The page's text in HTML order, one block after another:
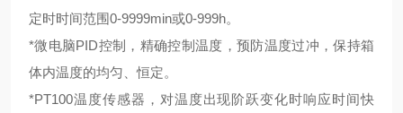
定时时间范围0-9999min或0-999h。
*微电脑PID控制，精确控制温度，预防温度过冲，保持箱
体内温度的均匀、恒定。
*PT100温度传感器，对温度出现阶跃变化时响应时间快